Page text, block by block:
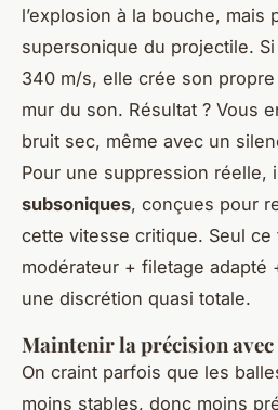
l’explosion à la bouche, mais
supersonique du projectile.
340 m/s, elle crée son propre
mur du son. Résultat ? Vous
bruit sec, même avec un
Pour une suppression réelle,
subsoniques, conçues pour
cette vitesse critique. Seul ce
modérateur + filetage adapté
une discrétion quasi totale.
Maintenir la précision avec
On craint parfois que les
moins stables, donc moins